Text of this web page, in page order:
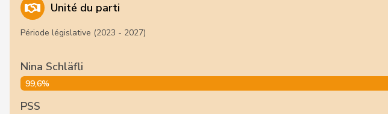
Unité du parti
Période législative (2023 - 2027)
Nina Schläfli
99,6%
PSS